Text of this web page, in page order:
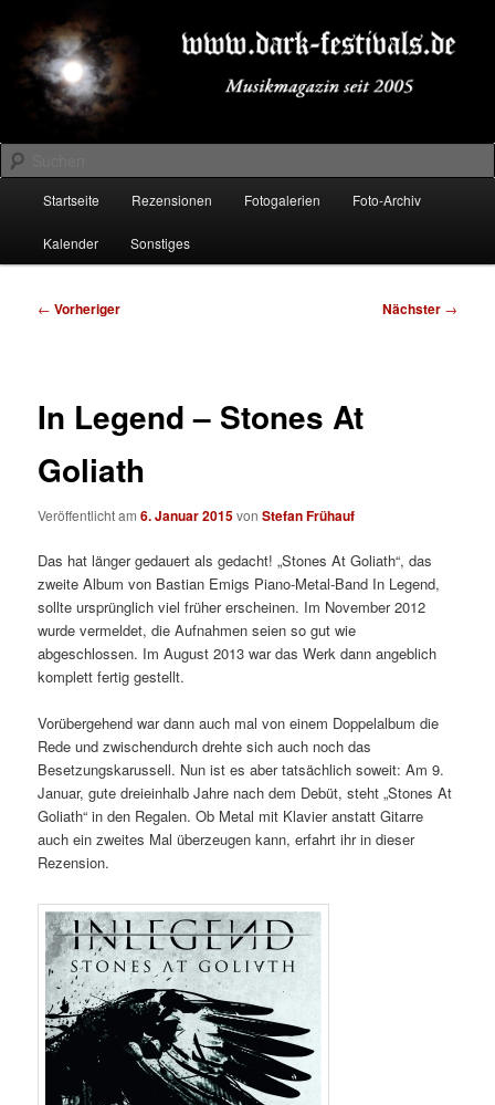
primären
Inhalt
springenDARK-FESTIVALS.DE
Suchen
Startseite Rezensionen Fotogalerien Foto-Archiv
Kalender Sonstiges
Beitragsnavigation
← Vorheriger Nächster →
In Legend – Stones At
Goliath
Veröffentlicht am6. Januar 2015vonStefan Frühauf
Das hat länger gedauert als gedacht! „Stones At Goliath“, das
zweite Album von Bastian Emigs Piano-Metal-Band In Legend,
sollte ursprünglich viel früher erscheinen. Im November 2012
wurde vermeldet, die Aufnahmen seien so gut wie
abgeschlossen. Im August 2013 war das Werk dann angeblich
komplett fertig gestellt.
Vorübergehend war dann auch mal von einem Doppelalbum die
Rede und zwischendurch drehte sich auch noch das
Besetzungskarussell. Nun ist es aber tatsächlich soweit: Am 9.
Januar, gute dreieinhalb Jahre nach dem Debüt, steht „Stones At
Goliath“ in den Regalen. Ob Metal mit Klavier anstatt Gitarre
auch ein zweites Mal überzeugen kann, erfahrt ihr in dieser
Rezension.